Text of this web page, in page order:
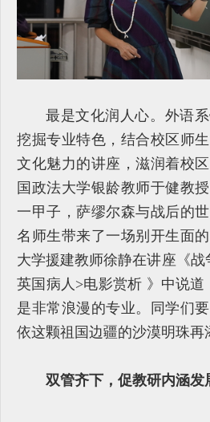
最是文化润人心。外语
挖掘专业特色，结合校区师
文化魅力的讲座，滋润着校
国政法大学银龄教师于健教
一甲子，萨缪尔森与战后的
名师生带来了一场别开生面
大学援建教师徐静在讲座《
英国病人>电影赏析 》中说道
是非常浪漫的专业。同学们
依这颗祖国边疆的沙漠明珠再
双管齐下，促教研内涵发